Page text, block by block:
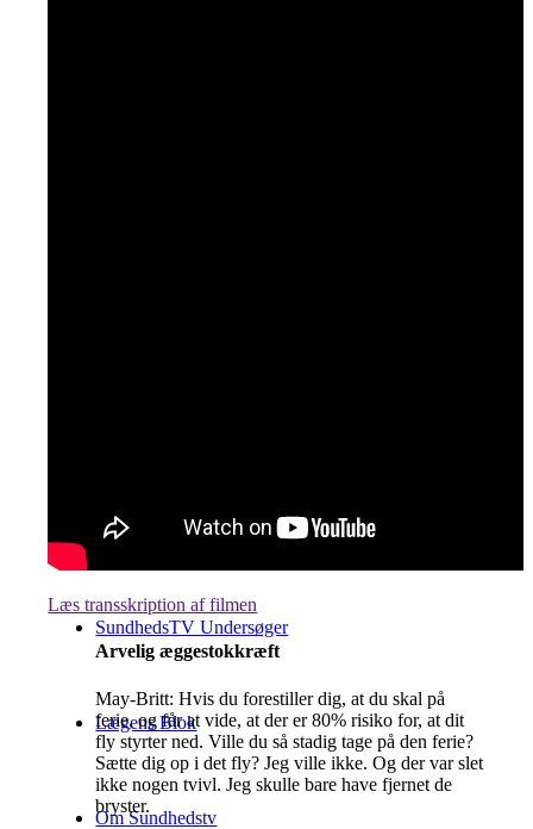
Gå til lægen
SundhedsTV Undersøger
Lægens Blok
Om Sundhedstv
Læs transskription af filmen
Arvelig æggestokkræft
May-Britt: Hvis du forestiller dig, at du skal på
ferie, og får at vide, at der er 80% risiko for, at dit
fly styrter ned. Ville du så stadig tage på den ferie?
Sætte dig op i det fly? Jeg ville ikke. Og der var slet
ikke nogen tvivl. Jeg skulle bare have fjernet de
bryster.